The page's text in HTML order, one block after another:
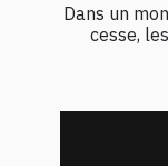
Dans un
cesse,